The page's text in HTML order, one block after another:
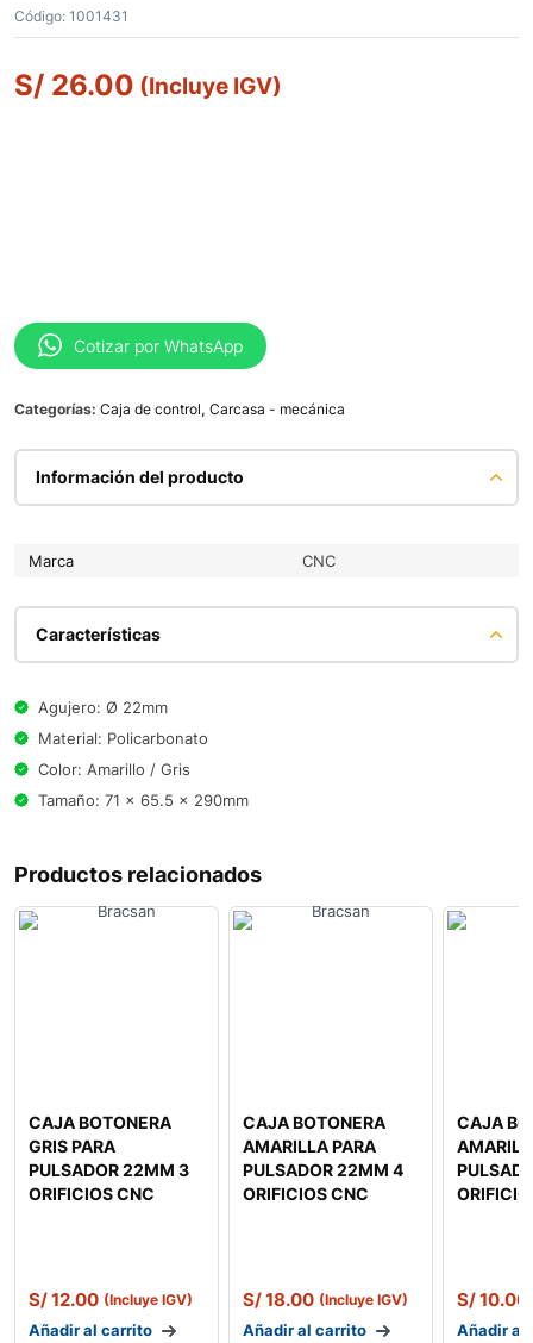
Código: 1001431
S/ 26.00 (Incluye IGV)
Cotizar por WhatsApp
Categorías: Caja de control, Carcasa - mecánica
Información del producto
Marca CNC
Características
Agujero: Ø 22mm
Material: Policarbonato
Color: Amarillo / Gris
Tamaño: 71 x 65.5 x 290mm
Productos relacionados
CAJA BOTONERA
GRIS PARA
PULSADOR 22MM 3
ORIFICIOS CNC
S/12.00 (Incluye IGV)
Añadir al carrito
CAJA BOTONERA
AMARILLA PARA
PULSADOR 22MM 4
ORIFICIOS CNC
S/18.00 (Incluye IGV)
Añadir al carrito
CAJA
S/10.00
Añadir al